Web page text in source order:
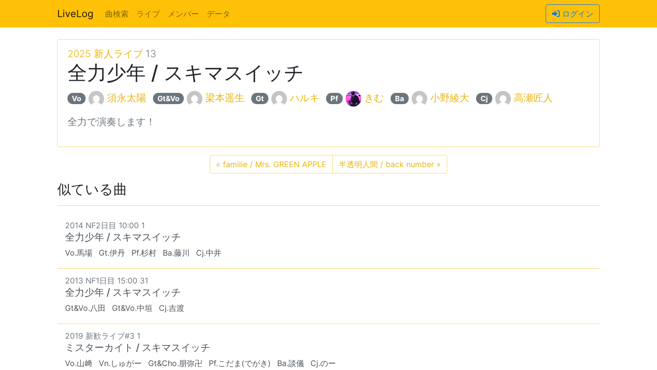
LiveLog 曲検索 ライブ メンバー データ ログイン
2025 新人ライブ13
全力少年 / スキマスイッチ
Vo 須永太陽 Gt&Vo 梁本遥生 Gt ハルキ Pf きむ Ba 小野綾大 Cj 高瀬匠人
全力で演奏します！
« familie / Mrs. GREEN APPLE 半透明人間 / back number »
似ている曲
2014 NF2日目 10:00 1
全力少年 / スキマスイッチ
Vo.馬場 Gt.伊丹 Pf.杉村 Ba.藤川 Cj.中井
2013 NF1日目 15:00 31
全力少年 / スキマスイッチ
Gt&Vo.八田 Gt&Vo.中垣 Cj.吉渡
2019 新歓ライブ#3 1
ミスターカイト / スキマスイッチ
Vo.山﨑 Vn.しゅがー Gt&Cho.朋弥卍 Pf.こだま(でがき) Ba.談儀
Cj.のー